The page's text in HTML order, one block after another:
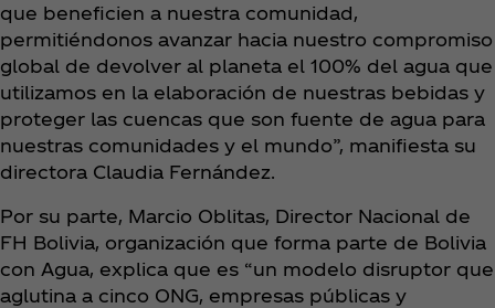
que beneficien a nuestra comunidad,
permitiéndonos avanzar hacia nuestro compromiso
global de devolver al planeta el 100% del agua que
utilizamos en la elaboración de nuestras bebidas y
proteger las cuencas que son fuente de agua para
nuestras comunidades y el mundo”, manifiesta su
directora Claudia Fernández.
Por su parte, Marcio Oblitas, Director Nacional de
FH Bolivia, organización que forma parte de Bolivia
con Agua, explica que es “un modelo disruptor que
aglutina a cinco ONG, empresas públicas y